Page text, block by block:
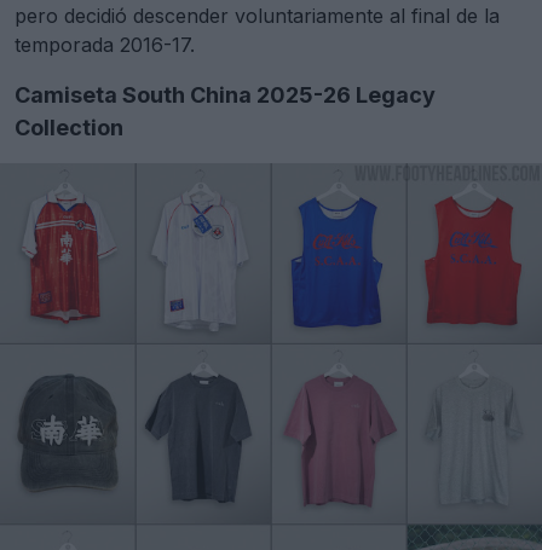
pero decidió descender voluntariamente al final de la
temporada 2016-17.
Camiseta South China 2025-26 Legacy
Collection